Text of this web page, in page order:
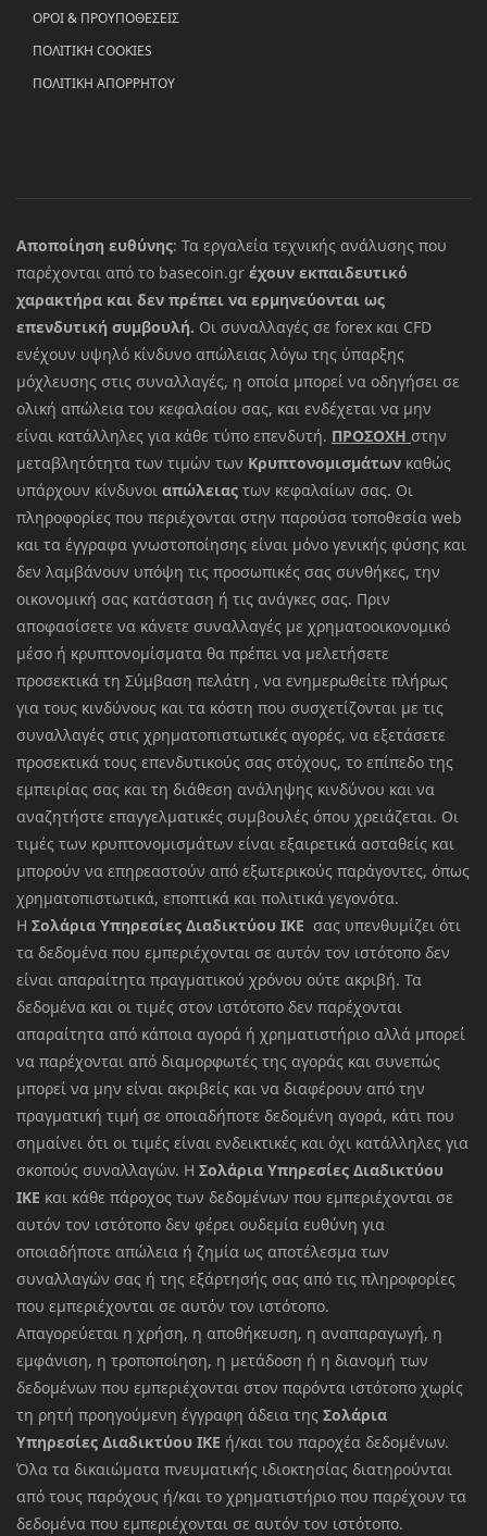
ΟΡΟΙ & ΠΡΟΥΠΟΘΕΣΕΙΣ
ΠΟΛΙΤΙΚΗ COOKIES
ΠΟΛΙΤΙΚΗ ΑΠΟΡΡΗΤΟΥ
Αποποίηση ευθύνης: Τα εργαλεία τεχνικής ανάλυσης που
παρέχονται από το basecoin.gr έχουν εκπαιδευτικό
χαρακτήρα και δεν πρέπει να ερμηνεύονται ως
επενδυτική συμβουλή. Οι συναλλαγές σε forex και CFD
ενέχουν υψηλό κίνδυνο απώλειας λόγω της ύπαρξης
μόχλευσης στις συναλλαγές, η οποία μπορεί να οδηγήσει σε
ολική απώλεια του κεφαλαίου σας, και ενδέχεται να μην
είναι κατάλληλες για κάθε τύπο επενδυτή. ΠΡΟΣΟΧΗ στην
μεταβλητότητα των τιμών των Κρυπτονομισμάτων καθώς
υπάρχουν κίνδυνοι απώλειας των κεφαλαίων σας. Οι
πληροφορίες που περιέχονται στην παρούσα τοποθεσία web
και τα έγγραφα γνωστοποίησης είναι μόνο γενικής φύσης και
δεν λαμβάνουν υπόψη τις προσωπικές σας συνθήκες, την
οικονομική σας κατάσταση ή τις ανάγκες σας. Πριν
αποφασίσετε να κάνετε συναλλαγές με χρηματοοικονομικό
μέσο ή κρυπτονομίσματα θα πρέπει να μελετήσετε
προσεκτικά τη Σύμβαση πελάτη , να ενημερωθείτε πλήρως
για τους κινδύνους και τα κόστη που συσχετίζονται με τις
συναλλαγές στις χρηματοπιστωτικές αγορές, να εξετάσετε
προσεκτικά τους επενδυτικούς σας στόχους, το επίπεδο της
εμπειρίας σας και τη διάθεση ανάληψης κινδύνου και να
αναζητήστε επαγγελματικές συμβουλές όπου χρειάζεται. Οι
τιμές των κρυπτονομισμάτων είναι εξαιρετικά ασταθείς και
μπορούν να επηρεαστούν από εξωτερικούς παράγοντες, όπως
χρηματοπιστωτικά, εποπτικά και πολιτικά γεγονότα.
Η Σολάρια Υπηρεσίες Διαδικτύου ΙΚΕ σας υπενθυμίζει ότι
τα δεδομένα που εμπεριέχονται σε αυτόν τον ιστότοπο δεν
είναι απαραίτητα πραγματικού χρόνου ούτε ακριβή. Τα
δεδομένα και οι τιμές στον ιστότοπο δεν παρέχονται
απαραίτητα από κάποια αγορά ή χρηματιστήριο αλλά μπορεί
να παρέχονται από διαμορφωτές της αγοράς και συνεπώς
μπορεί να μην είναι ακριβείς και να διαφέρουν από την
πραγματική τιμή σε οποιαδήποτε δεδομένη αγορά, κάτι που
σημαίνει ότι οι τιμές είναι ενδεικτικές και όχι κατάλληλες για
σκοπούς συναλλαγών. Η Σολάρια Υπηρεσίες Διαδικτύου
ΙΚΕ και κάθε πάροχος των δεδομένων που εμπεριέχονται σε
αυτόν τον ιστότοπο δεν φέρει ουδεμία ευθύνη για
οποιαδήποτε απώλεια ή ζημία ως αποτέλεσμα των
συναλλαγών σας ή της εξάρτησής σας από τις πληροφορίες
που εμπεριέχονται σε αυτόν τον ιστότοπο.
Απαγορεύεται η χρήση, η αποθήκευση, η αναπαραγωγή, η
εμφάνιση, η τροποποίηση, η μετάδοση ή η διανομή των
δεδομένων που εμπεριέχονται στον παρόντα ιστότοπο χωρίς
τη ρητή προηγούμενη έγγραφη άδεια της Σολάρια
Υπηρεσίες Διαδικτύου ΙΚΕ ή/και του παροχέα δεδομένων.
Όλα τα δικαιώματα πνευματικής ιδιοκτησίας διατηρούνται
από τους παρόχους ή/και το χρηματιστήριο που παρέχουν τα
δεδομένα που εμπεριέχονται σε αυτόν τον ιστότοπο.